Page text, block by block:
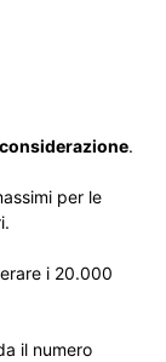
.
per le
i 20.000
il numero